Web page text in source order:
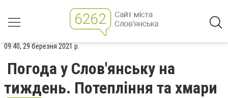
09:40, 29 березня 2021 р.
Погода у Слов'янську на
тиждень. Потепління та хмари